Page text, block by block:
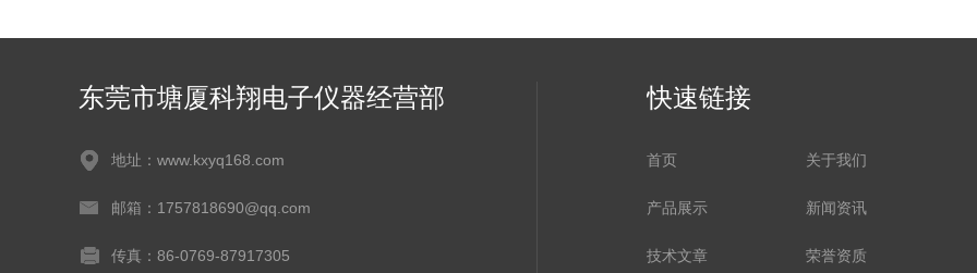
东莞市塘厦科翔电子仪器经营部
地址：www.kxyq168.com
邮箱：1757818690@qq.com
传真：86-0769-87917305
快速链接
首页 关于我们
产品展示 新闻资讯
技术文章 荣誉资质